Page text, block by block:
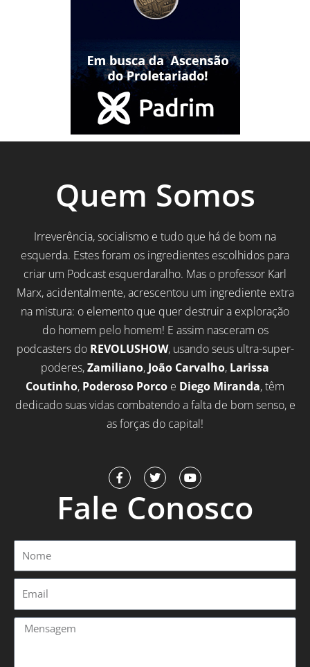
Quem Somos
Irreverência, socialismo e tudo que há de bom na
esquerda. Estes foram os ingredientes escolhidos para
criar um Podcast esquerdaralho. Mas o professor Karl
Marx, acidentalmente, acrescentou um ingrediente extra
na mistura: o elemento que quer destruir a exploração
do homem pelo homem! E assim nasceram os
podcasters do REVOLUSHOW, usando seus ultra-super-
poderes,Zamiliano, João Carvalho, Larissa
Coutinho, Poderoso Porco e Diego Miranda, têm
dedicado suas vidas combatendo a falta de bom senso, e
as forças do capital!
F
a
c
o
f
T
w
i
t
t
r
Y
o
u
t
u
e
Fale Conosco
Mensagem